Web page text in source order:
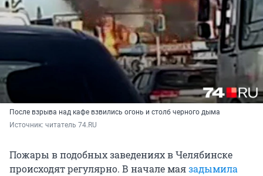
После взрыва над кафе взвились огонь и столб черного дыма
Источник: читатель 74.RU
Пожары в подобных заведениях в Челябинске
происходят регулярно. В начале маязадымила